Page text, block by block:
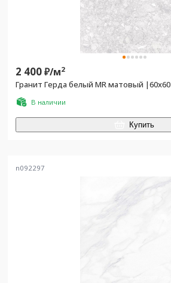
2 400₽/м2
Гранит Герда белый MR матовый |60x60
В наличии
Купить
n092297